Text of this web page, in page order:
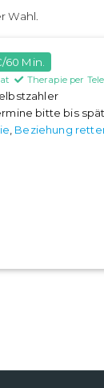
Wahl.
60 Min.
Therapie per
bitte bis
, Beziehung